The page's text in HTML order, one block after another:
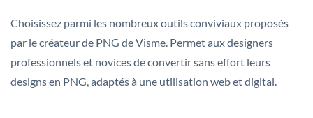
Choisissez parmi les nombreux outils conviviaux proposés
par le créateur de PNG de Visme. Permet aux designers
professionnels et novices de convertir sans effort leurs
designs en PNG, adaptés à une utilisation web et digital.